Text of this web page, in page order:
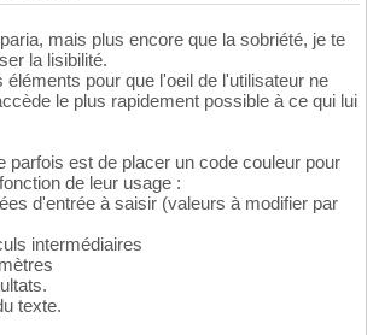
mais plus encore que la sobriété, je te
la lisibilité.
éléments pour que l'oeil de l'utilisateur ne
le plus rapidement possible à ce qui lui
parfois est de placer un code couleur pour
de leur usage :
d'entrée à saisir (valeurs à modifier par
intermédiaires
texte.